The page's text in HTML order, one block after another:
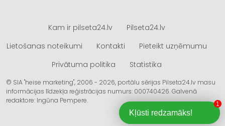
Kam ir pilseta24.lv
Pilseta24.lv
Lietošanas noteikumi
Kontakti
Pieteikt uzņēmumu
Privātuma politika
Statistika
© SIA "heise marketing", 2006 - 2026, portālu sērijas Pilseta24.lv masu
informācijas līdzekļa reģistrācijas numurs: 000740426. Galvenā
redaktore: Ingūna Pempere.
Kļūsti redzamāks!
1